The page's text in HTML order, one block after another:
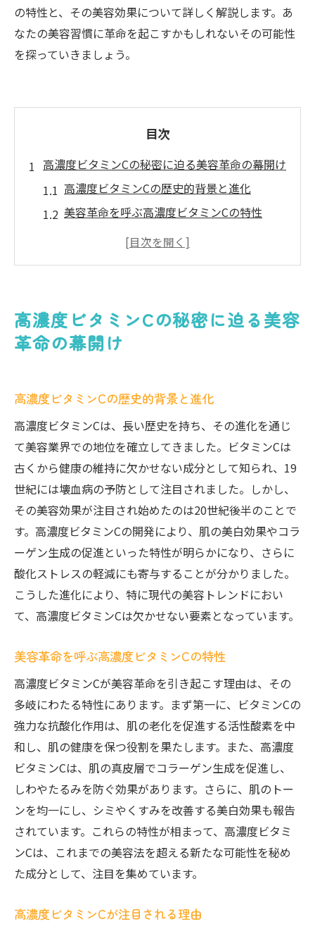
の特性と、その美容効果について詳しく解説します。あ
なたの美容習慣に革命を起こすかもしれないその可能性
を探っていきましょう。
目次
高濃度ビタミンCの秘密に迫る美容革命の幕開け
高濃度ビタミンCの歴史的背景と進化
美容革命を呼ぶ高濃度ビタミンCの特性
高濃度ビタミンCが注目される理由
高濃度ビタミンCが切り開く美容の未来
高濃度ビタミンCで肌質改善を実感する方法
日々のスキンケアに高濃度ビタミンCを取り
高濃度ビタミンC配合製品の選び方
肌質改善のための高濃度ビタミンCの使い方
高濃度ビタミンCの効果的な使用タイミング
高濃度ビタミンCを使ったセルフケアのコツ
高濃度ビタミンCがもたらす肌の変化を観察
美容界を席巻する高濃度ビタミンCの効果とは
高濃度ビタミンCが持つ美容効果の全貌
シワやくすみに効く高濃度ビタミンCの力
高濃度ビタミンCが肌の透明感を引き出す理
由
高濃度ビタミンCがもたらす肌のハリと弾力
美容業界で高濃度ビタミンCが注目される背
景
高濃度ビタミンCがもたらす肌トラブル軽減のメ
カニズム
高濃度ビタミンCで肌トラブルを防ぐ方法
酸化ストレスと高濃度ビタミンCの関係
高濃度ビタミンCがニキビに効く理由
高濃度ビタミンCがくすみを解消する過程
高濃度ビタミンCの抗炎症効果のメカニズム
高濃度ビタミンCが美容業界で注目される理由
高濃度ビタミンCの秘密に迫る美容
革命の幕開け
高濃度ビタミンCの歴史的背景と進化
高濃度ビタミンCは、長い歴史を持ち、その進化を通じ
て美容業界での地位を確立してきました。ビタミンCは
古くから健康の維持に欠かせない成分として知られ、19
世紀には壊血病の予防として注目されました。しかし、
その美容効果が注目され始めたのは20世紀後半のことで
す。高濃度ビタミンCの開発により、肌の美白効果やコラ
ーゲン生成の促進といった特性が明らかになり、さらに
酸化ストレスの軽減にも寄与することが分かりました。
こうした進化により、特に現代の美容トレンドにおい
て、高濃度ビタミンCは欠かせない要素となっています。
美容革命を呼ぶ高濃度ビタミンCの特性
高濃度ビタミンCが美容革命を引き起こす理由は、その
多岐にわたる特性にあります。まず第一に、ビタミンCの
強力な抗酸化作用は、肌の老化を促進する活性酸素を中
和し、肌の健康を保つ役割を果たします。また、高濃度
ビタミンCは、肌の真皮層でコラーゲン生成を促進し、
しわやたるみを防ぐ効果があります。さらに、肌のトー
ンを均一にし、シミやくすみを改善する美白効果も報告
されています。これらの特性が相まって、高濃度ビタミ
ンCは、これまでの美容法を超える新たな可能性を秘め
た成分として、注目を集めています。
高濃度ビタミンCが注目される理由